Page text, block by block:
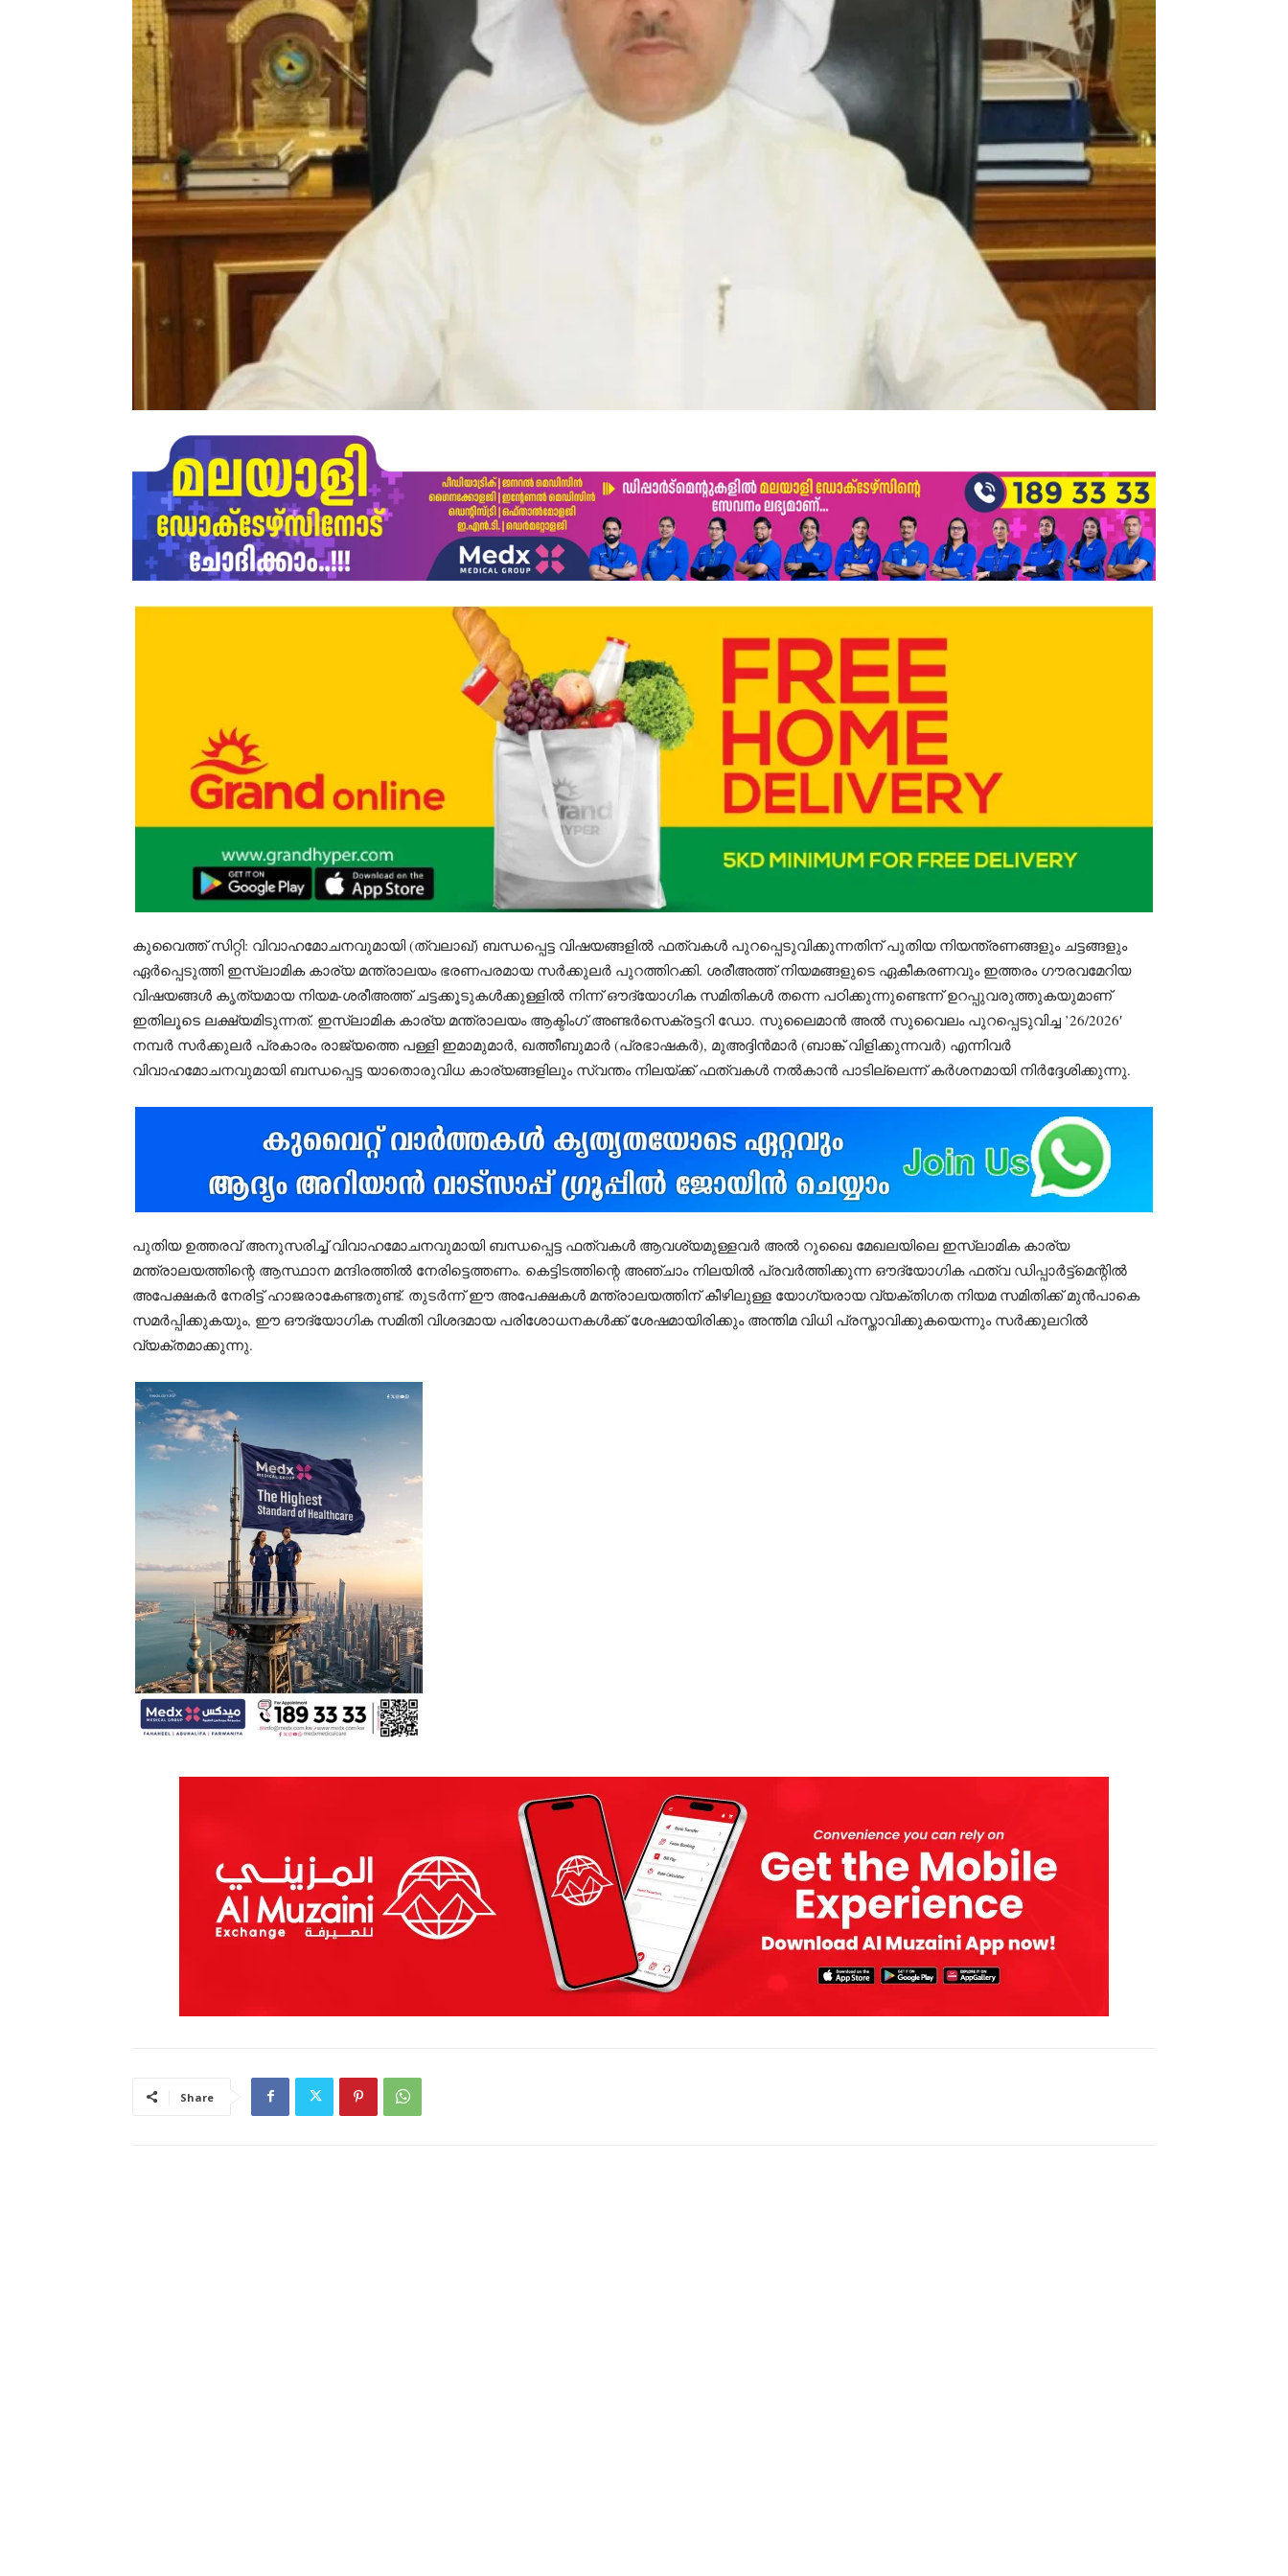
കുവൈത്ത് സിറ്റി: വിവാഹമോചനവുമായി (ത്വലാഖ്) ബന്ധപ്പെട്ട വിഷയങ്ങളിൽ ഫത്‌വകൾ പുറപ്പെടുവിക്കുന്നതിന് പുതിയ നിയന്ത്രണങ്ങളും ചട്ടങ്ങളും
ഏർപ്പെടുത്തി ഇസ്‌ലാമിക കാര്യ മന്ത്രാലയം ഭരണപരമായ സർക്കുലർ പുറത്തിറക്കി. ശരീഅത്ത് നിയമങ്ങളുടെ ഏകീകരണവും ഇത്തരം ഗൗരവമേറിയ
വിഷയങ്ങൾ കൃത്യമായ നിയമ-ശരീഅത്ത് ചട്ടക്കൂടുകൾക്കുള്ളിൽ നിന്ന് ഔദ്യോഗിക സമിതികൾ തന്നെ പഠിക്കുന്നുണ്ടെന്ന് ഉറപ്പുവരുത്തുകയുമാണ്
ഇതിലൂടെ ലക്ഷ്യമിടുന്നത്. ഇസ്‌ലാമിക കാര്യ മന്ത്രാലയം ആക്ടിംഗ് അണ്ടർസെക്രട്ടറി ഡോ. സുലൈമാൻ അൽ സുവൈലം പുറപ്പെടുവിച്ച ’26/2026′
നമ്പർ സർക്കുലർ പ്രകാരം രാജ്യത്തെ പള്ളി ഇമാമുമാർ, ഖത്തീബുമാർ (പ്രഭാഷകർ), മുഅദ്ദിൻമാർ (ബാങ്ക് വിളിക്കുന്നവർ) എന്നിവർ
വിവാഹമോചനവുമായി ബന്ധപ്പെട്ട യാതൊരുവിധ കാര്യങ്ങളിലും സ്വന്തം നിലയ്ക്ക് ഫത്‌വകൾ നൽകാൻ പാടില്ലെന്ന് കർശനമായി നിർദ്ദേശിക്കുന്നു.
പുതിയ ഉത്തരവ് അനുസരിച്ച് വിവാഹമോചനവുമായി ബന്ധപ്പെട്ട ഫത്‌വകൾ ആവശ്യമുള്ളവർ അൽ റുഖൈ മേഖലയിലെ ഇസ്‌ലാമിക കാര്യ
മന്ത്രാലയത്തിന്റെ ആസ്ഥാന മന്ദിരത്തിൽ നേരിട്ടെത്തണം. കെട്ടിടത്തിന്റെ അഞ്ചാം നിലയിൽ പ്രവർത്തിക്കുന്ന ഔദ്യോഗിക ഫത്‌വ ഡിപ്പാർട്ട്‌മെന്റിൽ
അപേക്ഷകർ നേരിട്ട് ഹാജരാകേണ്ടതുണ്ട്. തുടർന്ന് ഈ അപേക്ഷകൾ മന്ത്രാലയത്തിന് കീഴിലുള്ള യോഗ്യരായ വ്യക്തിഗത നിയമ സമിതിക്ക് മുൻപാകെ
സമർപ്പിക്കുകയും, ഈ ഔദ്യോഗിക സമിതി വിശദമായ പരിശോധനകൾക്ക് ശേഷമായിരിക്കും അന്തിമ വിധി പ്രസ്താവിക്കുകയെന്നും സർക്കുലറിൽ
വ്യക്തമാക്കുന്നു.
Share